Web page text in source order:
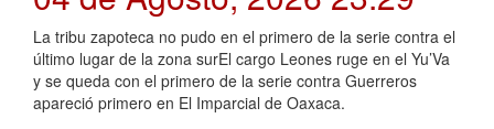
La tribu zapoteca no pudo en el primero de la serie contra el
último lugar de la zona surEl cargo Leones ruge en el Yu’Va
y se queda con el primero de la serie contra Guerreros
apareció primero en El Imparcial de Oaxaca.